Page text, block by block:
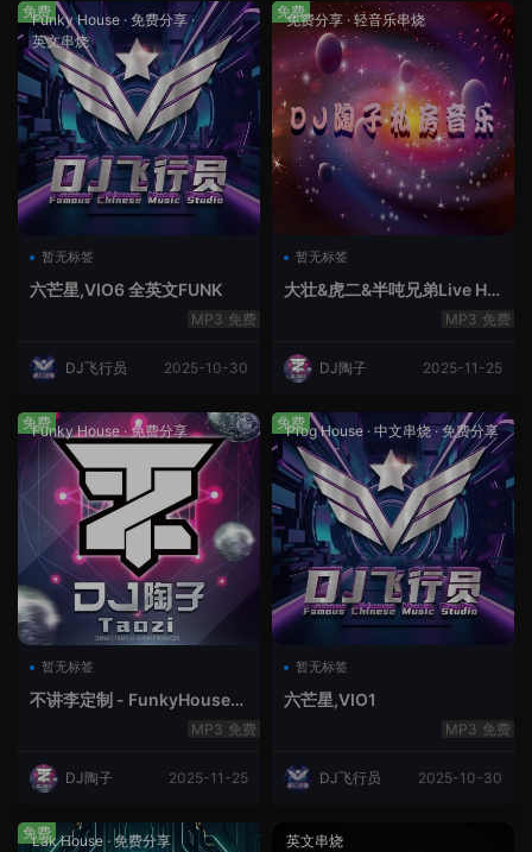
Funky House · 免费分享·
英文串烧
暂无标签
六芒星,VIO6 全英文FUNK
免费
DJ飞行员 2025-10-30
免费 免费分享 ·轻音乐串烧
暂无标签
大壮&虎二&半吨兄弟Live Ho
免费
DJ陶子 2025-11-25
免费
Funky House·免费分享
暂无标签
不讲李定制 - FunkyHouse全
免费
DJ陶子 2025-11-25
免费 Prog House · 中文串烧·免费分享
暂无标签
六芒星,VIO1
免费
DJ飞行员 2025-10-30
免费
Lak House · 免费分享
免费 英文串烧